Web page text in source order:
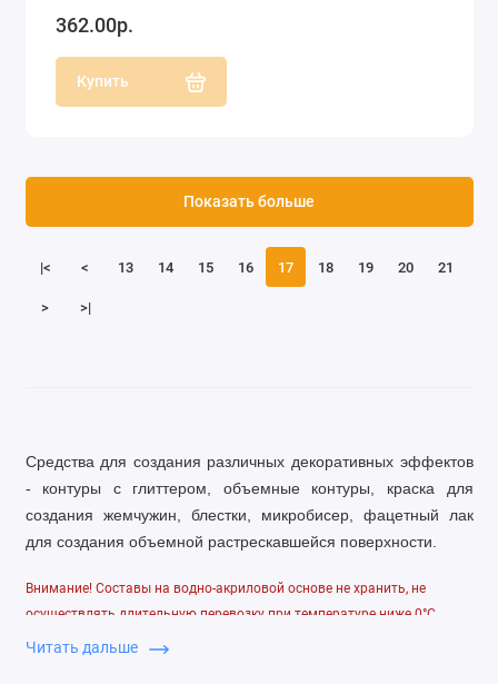
362.00р.
Купить
|< < 13 14 15 16 17 18 19 20 21
> >|
Показать больше
Средства для создания различных декоративных эффектов
- контуры с глиттером, объемные контуры, краска для
создания жемчужин, блестки, микробисер, фацетный лак
для создания объемной растрескавшейся поверхности.
Внимание! Составы на водно-акриловой основе не хранить, не
осуществлять длительную перевозку при температуре ниже 0°С
Читать дальше